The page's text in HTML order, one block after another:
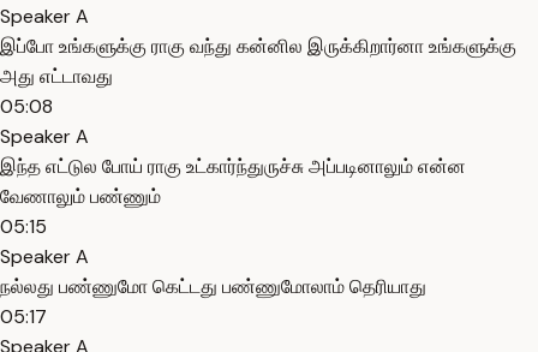
Speaker A
இப்போ உங்களுக்கு ராகு வந்து கன்னில இருக்கிறார்னா உங்களுக்கு
அது எட்டாவது
05:08
Speaker A
இந்த எட்டுல போய் ராகு உட்கார்ந்துருச்சு அப்படினாலும் என்ன
வேணாலும் பண்ணும்
05:15
Speaker A
நல்லது பண்ணுமோ கெட்டது பண்ணுமோலாம் தெரியாது
05:17
Speaker A